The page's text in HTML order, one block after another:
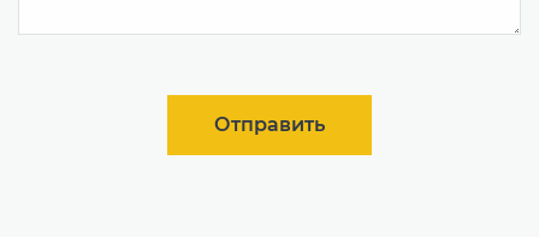
Отправить